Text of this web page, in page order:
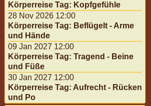
Körperreise Tag: Kopfgefühle
28 Nov 2026 12:00
Körperreise Tag: Beflügelt - Arme
und Hände
09 Jan 2027 12:00
Körperreise Tag: Tragend - Beine
und Füße
30 Jan 2027 12:00
Körperreise Tag: Aufrecht - Rücken
und Po